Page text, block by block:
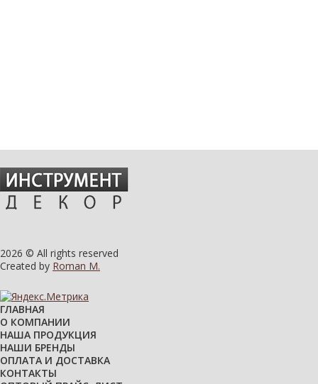
2026 © All rights reserved
Created by Roman M.
ГЛАВНАЯ
О КОМПАНИИ
НАША ПРОДУКЦИЯ
НАШИ БРЕНДЫ
ОПЛАТА И ДОСТАВКА
КОНТАКТЫ